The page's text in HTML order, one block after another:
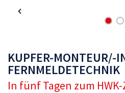
KUPFER-MONTEUR/-
FERNMELDETECHNIK
In fünf Tagen zum